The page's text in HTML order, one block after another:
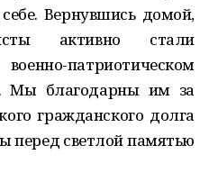
Вернувшись домой,
активно стали
патриотическом
Мы благодарны им за
гражданского долга
перед светлой памятью